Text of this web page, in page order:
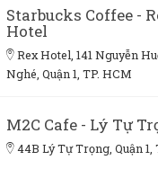
Starbucks Coffee -
Hotel
Rex Hotel, 141 Nguyễn
Nghé, Quận 1, TP. HCM
M2C Cafe - Lý Tự
44B Lý Tự Trọng, Quận 1,